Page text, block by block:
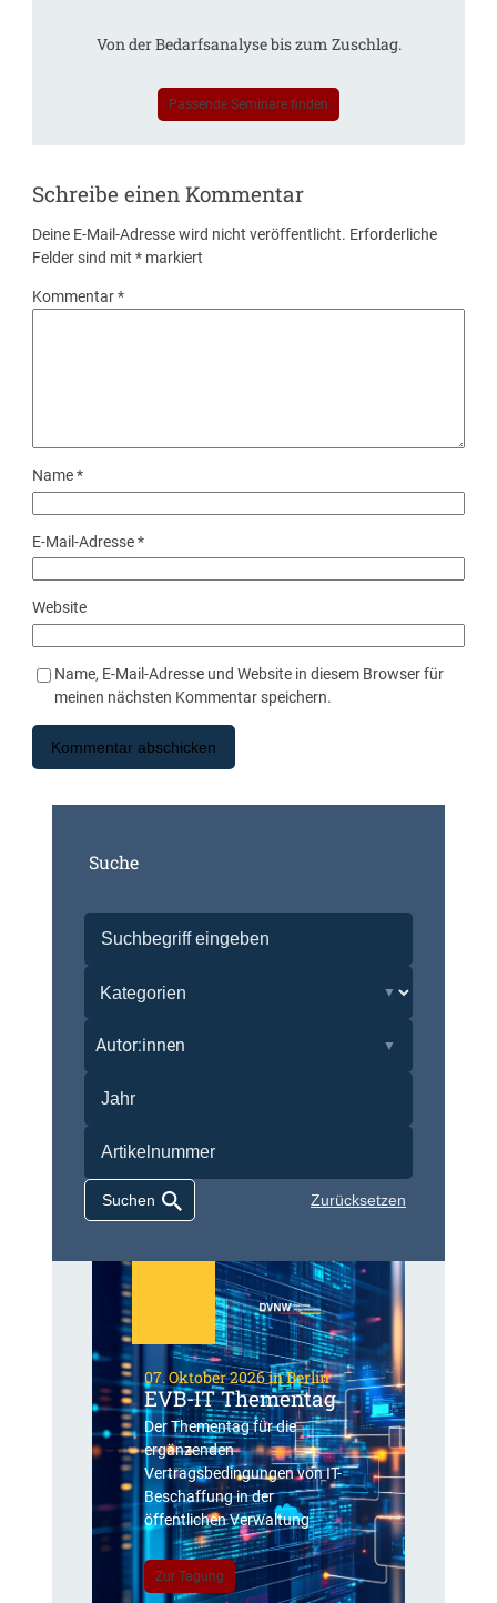
Von der Bedarfsanalyse bis zum Zuschlag.
Passende Seminare finden
Schreibe einen Kommentar
Deine E-Mail-Adresse wird nicht veröffentlicht. Erforderliche
Felder sind mit* markiert
Kommentar*
Name*
E-Mail-Adresse*
Website
Name, E-Mail-Adresse und Website in diesem Browser für
meinen nächsten Kommentar speichern.
Suche
Autor:innen
Zurücksetzen
07. Oktober 2026 in Berlin
EVB-IT Thementag
Der Thementag für die
ergänzenden
Vertragsbedingungen von IT-
Beschaffung in der
öffentlichen Verwaltung
Zur Tagung